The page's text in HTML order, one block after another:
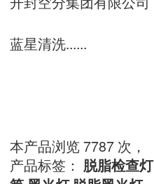
蓝星清洗......
本产品浏览 7787 次，
产品标签： 脱脂检查灯